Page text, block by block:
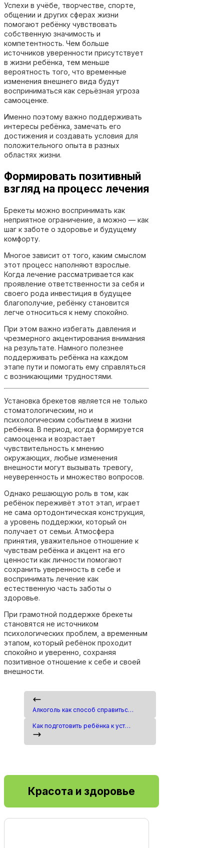
Успехи в учёбе, творчестве, спорте,
общении и других сферах жизни
помогают ребёнку чувствовать
собственную значимость и
компетентность. Чем больше
источников уверенности присутствует
в жизни ребёнка, тем меньше
вероятность того, что временные
изменения внешнего вида будут
восприниматься как серьёзная угроза
самооценке.
Именно поэтому важно поддерживать
интересы ребёнка, замечать его
достижения и создавать условия для
положительного опыта в разных
областях жизни.
Формировать позитивный
взгляд на процесс лечения
Брекеты можно воспринимать как
неприятное ограничение, а можно — как
шаг к заботе о здоровье и будущему
комфорту.
Многое зависит от того, каким смыслом
этот процесс наполняют взрослые.
Когда лечение рассматривается как
проявление ответственности за себя и
своего рода инвестиция в будущее
благополучие, ребёнку становится
легче относиться к нему спокойно.
При этом важно избегать давления и
чрезмерного акцентирования внимания
на результате. Намного полезнее
поддерживать ребёнка на каждом
этапе пути и помогать ему справляться
с возникающими трудностями.
Установка брекетов является не только
стоматологическим, но и
психологическим событием в жизни
ребёнка. В период, когда формируется
самооценка и возрастает
чувствительность к мнению
окружающих, любые изменения
внешности могут вызывать тревогу,
неуверенность и множество вопросов.
Однако решающую роль в том, как
ребёнок переживёт этот этап, играет
не сама ортодонтическая конструкция,
а уровень поддержки, который он
получает от семьи. Атмосфера
принятия, уважительное отношение к
чувствам ребёнка и акцент на его
ценности как личности помогают
сохранить уверенность в себе и
воспринимать лечение как
естественную часть заботы о
здоровье.
При грамотной поддержке брекеты
становятся не источником
психологических проблем, а временным
этапом, который ребёнок проходит
спокойно и уверенно, сохраняя
позитивное отношение к себе и своей
внешности.
Алкоголь как способ справиться со стрессом: почему это опасная стратегия
Как подготовить ребёнка к установке брекетов без страха и тревоги
Красота и здоровье